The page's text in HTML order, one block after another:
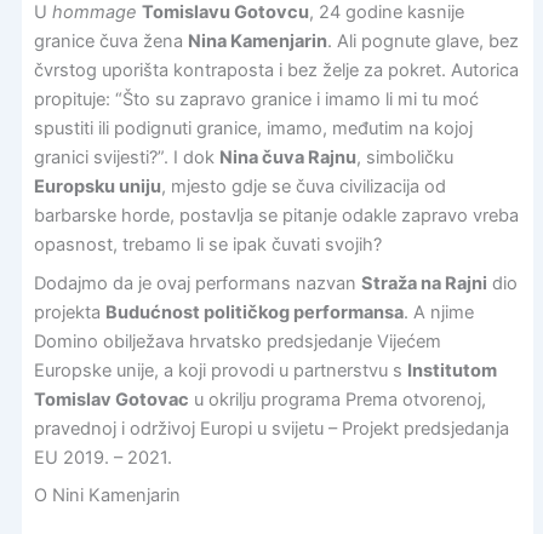
U hommage Tomislavu Gotovcu, 24 godine kasnije
granice čuva žena Nina Kamenjarin. Ali pognute glave, bez
čvrstog uporišta kontraposta i bez želje za pokret. Autorica
propituje: “Što su zapravo granice i imamo li mi tu moć
spustiti ili podignuti granice, imamo, međutim na kojoj
granici svijesti?”. I dok Nina čuva Rajnu, simboličku
Europsku uniju, mjesto gdje se čuva civilizacija od
barbarske horde, postavlja se pitanje odakle zapravo vreba
opasnost, trebamo li se ipak čuvati svojih?
Dodajmo da je ovaj performans nazvan Straža na Rajni dio
projekta Budućnost političkog performansa. A njime
Domino obilježava hrvatsko predsjedanje Vijećem
Europske unije, a koji provodi u partnerstvu s Institutom
Tomislav Gotovac u okrilju programa Prema otvorenoj,
pravednoj i održivoj Europi u svijetu – Projekt predsjedanja
EU 2019. – 2021.
O Nini Kamenjarin